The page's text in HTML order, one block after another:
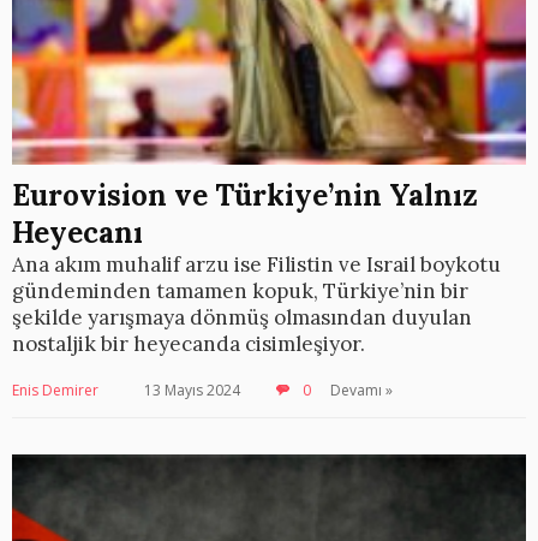
Eurovision ve Türkiye’nin Yalnız
Heyecanı
Ana akım muhalif arzu ise Filistin ve Israil boykotu
gündeminden tamamen kopuk, Türkiye’nin bir
şekilde yarışmaya dönmüş olmasından duyulan
nostaljik bir heyecanda cisimleşiyor.
Enis Demirer 13 Mayıs 2024 0 Devamı »